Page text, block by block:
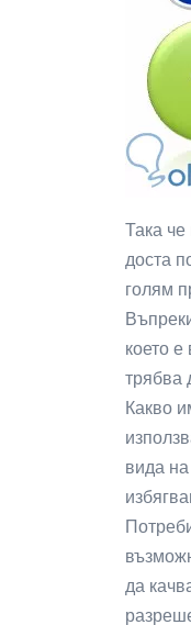
Така
доста
голям
което
трябва
Какво
вида
да